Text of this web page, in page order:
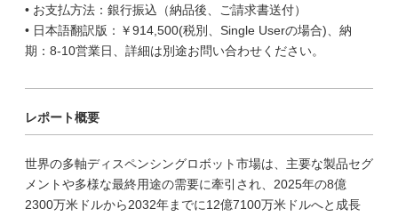
• お支払方法：銀行振込（納品後、ご請求書送付）
• 日本語翻訳版：￥914,500(税別、Single Userの場合)、納
期：8-10営業日、詳細は別途お問い合わせください。
レポート概要
世界の多軸ディスペンシングロボット市場は、主要な製品セグ
メントや多様な最終用途の需要に牽引され、2025年の8億
2300万米ドルから2032年までに12億7100万米ドルへと成長